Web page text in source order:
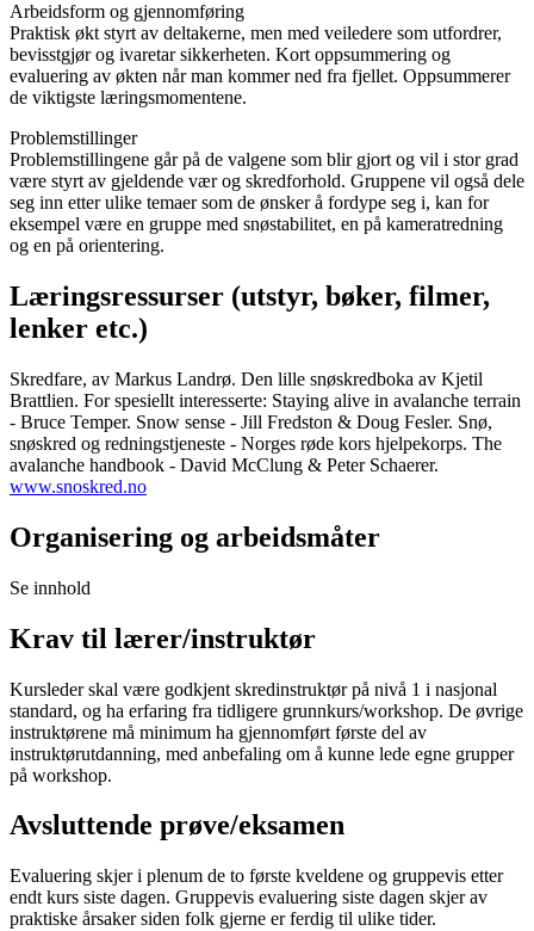
Arbeidsform og gjennomføring
Praktisk økt styrt av deltakerne, men med veiledere som utfordrer,
bevisstgjør og ivaretar sikkerheten. Kort oppsummering og
evaluering av økten når man kommer ned fra fjellet. Oppsummerer
de viktigste læringsmomentene.
Problemstillinger
Problemstillingene går på de valgene som blir gjort og vil i stor grad
være styrt av gjeldende vær og skredforhold. Gruppene vil også dele
seg inn etter ulike temaer som de ønsker å fordype seg i, kan for
eksempel være en gruppe med snøstabilitet, en på kameratredning
og en på orientering.
Læringsressurser (utstyr, bøker, filmer,
lenker etc.)
Skredfare, av Markus Landrø. Den lille snøskredboka av Kjetil
Brattlien. For spesiellt interesserte: Staying alive in avalanche terrain
- Bruce Temper. Snow sense - Jill Fredston & Doug Fesler. Snø,
snøskred og redningstjeneste - Norges røde kors hjelpekorps. The
avalanche handbook - David McClung & Peter Schaerer.
www.snoskred.no
Organisering og arbeidsmåter
Se innhold
Krav til lærer/instruktør
Kursleder skal være godkjent skredinstruktør på nivå 1 i nasjonal
standard, og ha erfaring fra tidligere grunnkurs/workshop. De øvrige
instruktørene må minimum ha gjennomført første del av
instruktørutdanning, med anbefaling om å kunne lede egne grupper
på workshop.
Avsluttende prøve/eksamen
Evaluering skjer i plenum de to første kveldene og gruppevis etter
endt kurs siste dagen. Gruppevis evaluering siste dagen skjer av
praktiske årsaker siden folk gjerne er ferdig til ulike tider.